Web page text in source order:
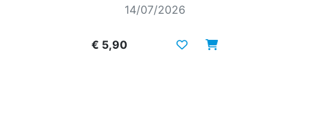
14/07/2026
€ 5,90